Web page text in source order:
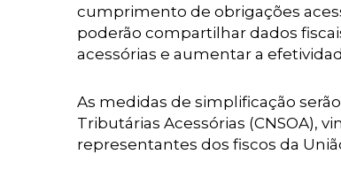
cumprimento de obrigações
poderão compartilhar dados
acessórias e aumentar a
As medidas de simplificação
Tributárias Acessórias (CNSOA),
representantes dos fiscos da